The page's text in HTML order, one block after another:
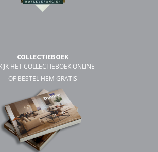
COLLECTIEBOEK
HET COLLECTIEBOEK ONLINE
OF BESTEL HEM GRATIS